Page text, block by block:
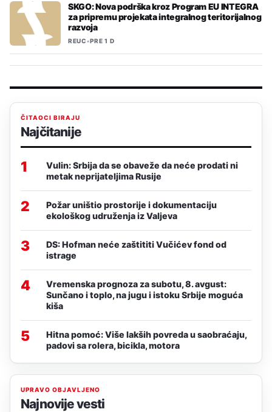
SKGO: Nova podrška kroz Program EU INTEGRA
za pripremu projekata integralnog teritorijalnog
razvoja
REUC•PRE 1 D
ČITAOCI BIRAJU
Najčitanije
1
Vulin: Srbija da se obaveže da neće prodati ni
metak neprijateljima Rusije
2
Požar uništio prostorije i dokumentaciju
ekološkog udruženja iz Valjeva
3
DS: Hofman neće zaštititi Vučićev fond od
istrage
4
Vremenska prognoza za subotu, 8. avgust:
Sunčano i toplo, na jugu i istoku Srbije moguća
kiša
5
Hitna pomoć: Više lakših povreda u saobraćaju,
padovi sa rolera, bicikla, motora
UPRAVO OBJAVLJENO
Najnovije vesti